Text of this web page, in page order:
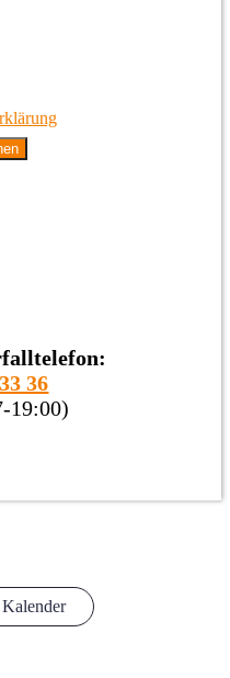
36
19:00)
Kalender